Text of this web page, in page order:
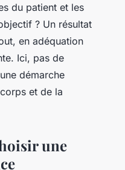
du patient et les
? Un résultat
en adéquation
Ici, pas de
démarche
et de la
une